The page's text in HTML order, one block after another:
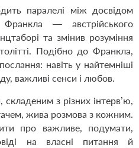
паралелі між досвідом
Франкла — австрійського
та змінив розуміння
Подібно до Франкла,
навіть у найтемніші
важливі сенси і любов.
з різних інтерв’ю,
жива розмова з кожним.
про важливе, подумати,
на власні питання й